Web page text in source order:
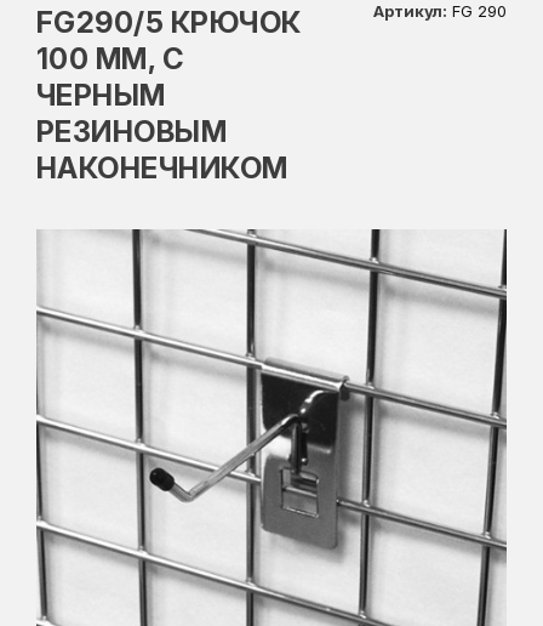
FG290/5 КРЮЧОК
100 ММ, С
ЧЕРНЫМ
РЕЗИНОВЫМ
НАКОНЕЧНИКОМ
Артикул: FG 290